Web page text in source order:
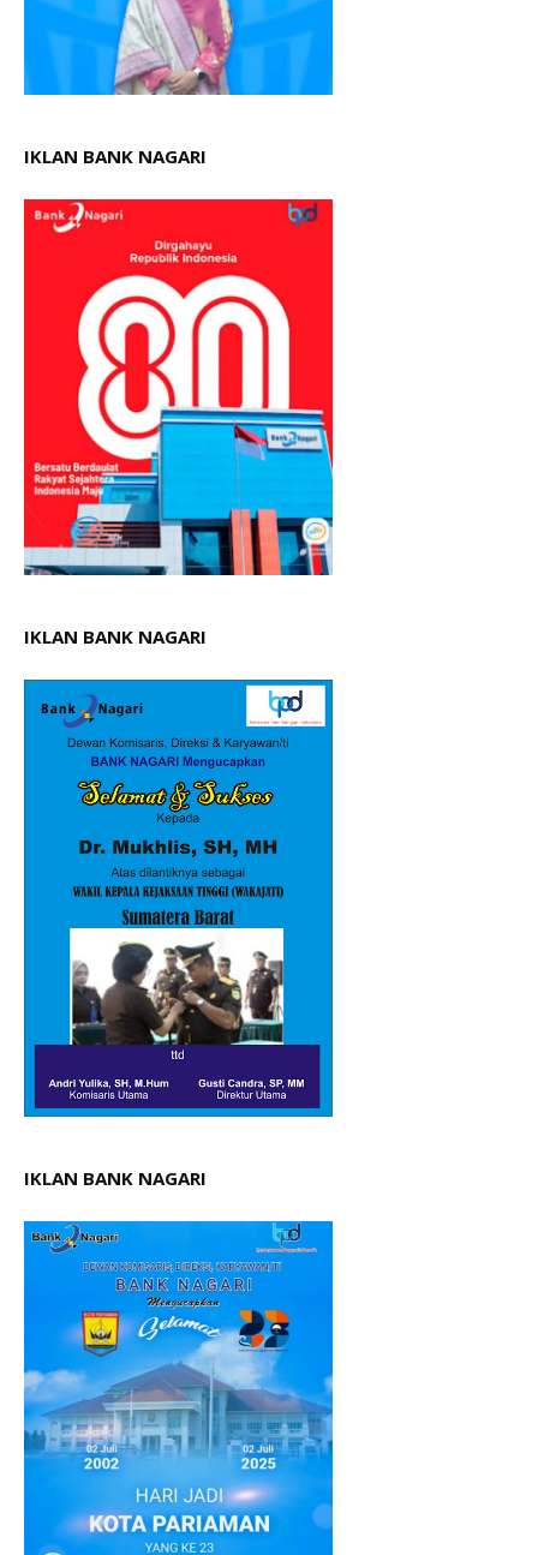
IKLAN BANK NAGARI
IKLAN BANK NAGARI
IKLAN BANK NAGARI